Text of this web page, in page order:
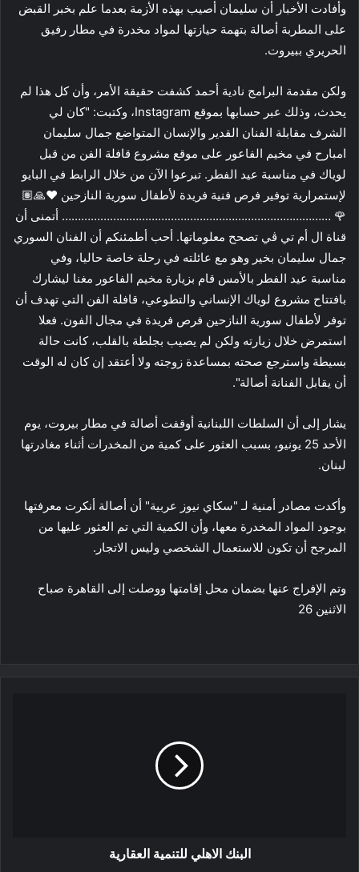
وأفادت الأخبار أن سليمان أصيب بهذه الأزمة بعدما علم بخبر القبض
على المطربة أصالة بتهمة حيازتها لمواد مخدرة في مطار رفيق
الحريري ببيروت.
ولكن مقدمة البرامج نادية أحمد كشفت حقيقة الأمر، وأن كل هذا لم
يحدث، وذلك عبر حسابها بموقع Instagram، وكتبت: "كان لي
الشرف مقابلة الفنان القدير والإنسان المتواضع جمال سليمان
امبارح في مخيم الفاعور على موقع مشروع قافلة الفن من قبل
لوياك في مناسبة عيد الفطر. تبرعوا الآن من خلال الرابط في البايو
لإستمرارية توفير فرص فنية فريدة لأطفال سورية النازحين ❤️🙏🏽
🌹 ………………………………………………………………………… أتمنى أن
قناة ال أم تي ڤي تصحح معلوماتها. أحب أطمئنكم أن الفنان السوري
جمال سليمان بخير وهو مع عائلته في رحلة خاصة حاليا، وفي
مناسبة عيد الفطر بالأمس قام بزيارة مخيم الفاعور مغنا ليشارك
بافتتاح مشروع لوياك الإنساني والتطوعي، قافلة الفن التي تهدف أن
توفر لأطفال سورية النازحين فرص فريدة في مجال الفون. فعلا
استمرض خلال زيارته ولكن لم يصيب بجلطة بالقلب، كانت حالة
بسيطة واسترجع صحته بمساعدة زوجته ولا أعتقد إن كان له الوقت
أن يقابل الفنانة أصالة".
يشار إلى أن السلطات اللبنانية أوقفت أصالة في مطار بيروت، يوم
الأحد 25 يونيو، بسبب العثور على كمية من المخدرات أثناء مغادرتها
لبنان.
وأكدت مصادر أمنية لـ "سكاي نيوز عربية" أن أصالة أنكرت معرفتها
بوجود المواد المخدرة معها، وأن الكمية التي تم العثور عليها من
المرجح أن تكون للاستعمال الشخصي وليس الاتجار.
وتم الإفراج عنها بضمان محل إقامتها ووصلت إلى القاهرة صباح
الاثنين 26
البنك الاهلي للتنمية العقارية